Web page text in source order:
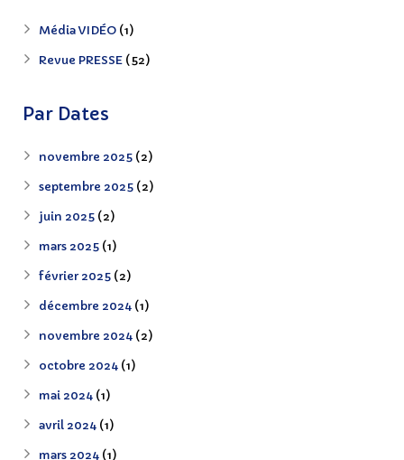
Média VIDÉO (1)
Revue PRESSE (52)
Par Dates
novembre 2025 (2)
septembre 2025 (2)
juin 2025 (2)
mars 2025 (1)
février 2025 (2)
décembre 2024 (1)
novembre 2024 (2)
octobre 2024 (1)
mai 2024 (1)
avril 2024 (1)
mars 2024 (1)